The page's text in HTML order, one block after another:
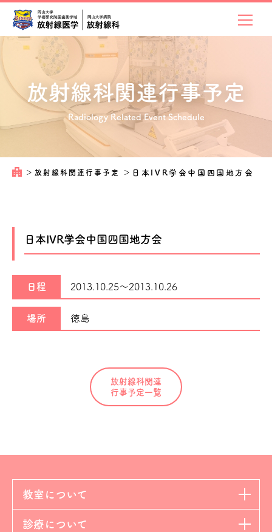
放射線科関連行事予定
Radiology Related Event Schedule
＞ 放射線科関連行事予定 ＞ 日本IVR学会中国四国地方会
日本IVR学会中国四国地方会
日程 2013.10.25～2013.10.26
場所 徳島
放射線科関連
行事予定一覧
教室について
診療について